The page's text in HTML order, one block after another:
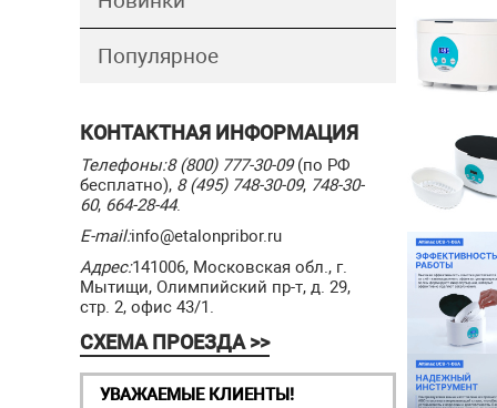
Популярное
КОНТАКТНАЯ ИНФОРМАЦИЯ
Телефоны:8 (800) 777-30-09(по РФ
бесплатно), 8 (495) 748-30-09, 748-30-
60, 664-28-44.
E-mail:info@etalonpribor.ru
Адрес:141006, Московская обл., г.
Мытищи, Олимпийский пр-т, д. 29,
стр. 2, офис 43/1.
СХЕМА ПРОЕЗДА >>
УВАЖАЕМЫЕ КЛИЕНТЫ!